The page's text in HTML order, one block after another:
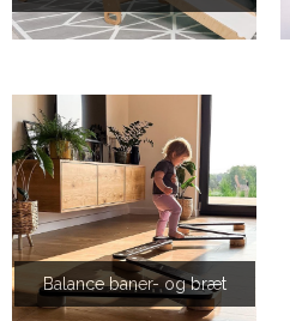
Balance baner- og bræt